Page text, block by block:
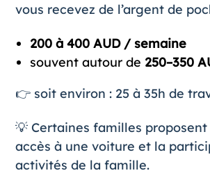
vous recevez de l’argent de
200 à 400 AUD / semaine
souvent autour de 250–350
👉 soit environ : 25 à 35h de
💡 Certaines familles proposent
accès à une voiture et la
activités de la famille.